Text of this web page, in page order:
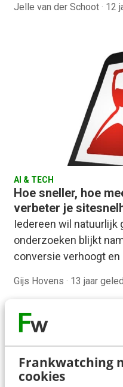
Frankwatching
cookies
Jelle van der Schoot · 12
AI & TECH
Hoe sneller, hoe
verbeter je
Iedereen wil natuurlijk
onderzoeken blijkt
conversie verhoogt
Gijs Hovens · 13 jaar